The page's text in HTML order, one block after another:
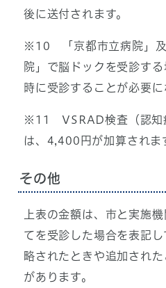
後に送付されます。
※10 「京都市立病院」及
院」で脳ドックを受診す
時に受診することが必要に
※11 VSRAD検査（認知
は、4,400円が加算されま
その他
上表の金額は、市と実施
てを受診した場合を表記
略されたときや追加され
があります。